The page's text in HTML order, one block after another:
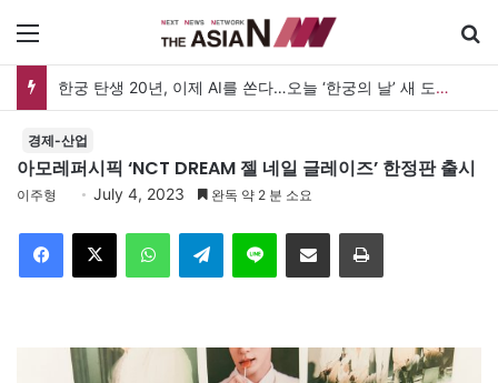
한궁 탄생 20년, 이제 AI를 쏜다…오늘 ‘한궁의 날’ 새 도약 선언
경제-산업
아모레퍼시픽 ‘NCT DREAM 젤 네일 글레이즈’ 한정판 출시
이주형 July 4, 2023 완독 약 2 분 소요
Telegram 이메일